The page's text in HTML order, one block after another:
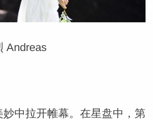
Andreas
妙中拉开帷幕。在星盘中，第